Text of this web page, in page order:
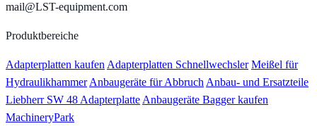
mail@LST-equipment.com
Produktbereiche
Adapterplatten kaufenAdapterplatten Schnellwechsler Meißel für
HydraulikhammerAnbaugeräte für AbbruchAnbau- und Ersatzteile
Liebherr SW 48 AdapterplatteAnbaugeräte Bagger kaufen
MachineryPark